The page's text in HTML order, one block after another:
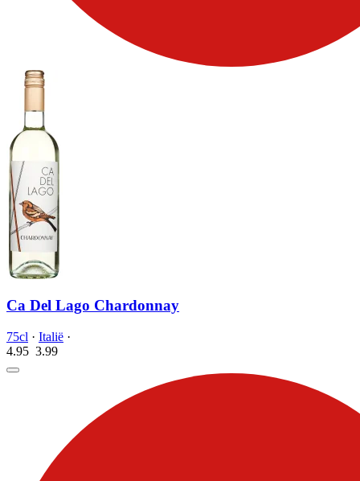
Ca Del Lago Chardonnay
75cl · Italië ·
4.95 3.99